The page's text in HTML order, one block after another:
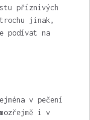
příznivých
jinak,
podívat na
v pečení
i v